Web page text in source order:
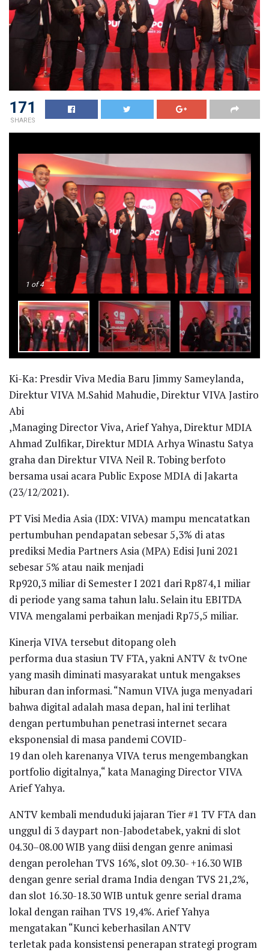
171
SHARES
1 of 4 - +
Ki-Ka: Presdir Viva Media Baru Jimmy Sameylanda,
Direktur VIVA M.Sahid Mahudie, Direktur VIVA Jastiro
Abi
,Managing Director Viva, Arief Yahya, Direktur MDIA
Ahmad Zulfikar, Direktur MDIA Arhya Winastu Satya
graha dan Direktur VIVA Neil R. Tobing berfoto
bersama usai acara Public Expose MDIA di Jakarta
(23/12/2021).
PT Visi Media Asia (IDX: VIVA) mampu mencatatkan
pertumbuhan pendapatan sebesar 5,3% di atas
prediksi Media Partners Asia (MPA) Edisi Juni 2021
sebesar 5% atau naik menjadi
Rp920,3 miliar di Semester I 2021 dari Rp874,1 miliar
di periode yang sama tahun lalu. Selain itu EBITDA
VIVA mengalami perbaikan menjadi Rp75,5 miliar.
Kinerja VIVA tersebut ditopang oleh
performa dua stasiun TV FTA, yakni ANTV & tvOne
yang masih diminati masyarakat untuk mengakses
hiburan dan informasi. “Namun VIVA juga menyadari
bahwa digital adalah masa depan, hal ini terlihat
dengan pertumbuhan penetrasi internet secara
eksponensial di masa pandemi COVID-
19 dan oleh karenanya VIVA terus mengembangkan
portfolio digitalnya,“ kata Managing Director VIVA
Arief Yahya.
ANTV kembali menduduki jajaran Tier #1 TV FTA dan
unggul di 3 daypart non-Jabodetabek, yakni di slot
04.30–08.00 WIB yang diisi dengan genre animasi
dengan perolehan TVS 16%, slot 09.30- +16.30 WIB
dengan genre serial drama India dengan TVS 21,2%,
dan slot 16.30-18.30 WIB untuk genre serial drama
lokal dengan raihan TVS 19,4%. Arief Yahya
mengatakan “Kunci keberhasilan ANTV
terletak pada konsistensi penerapan strategi program